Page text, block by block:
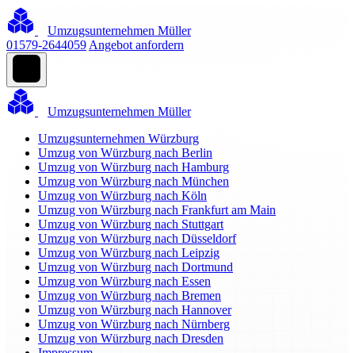
Umzugsunternehmen Müller
01579-2644059 Angebot anfordern
Umzugsunternehmen Müller
Umzugsunternehmen Würzburg
Umzug von Würzburg nach Berlin
Umzug von Würzburg nach Hamburg
Umzug von Würzburg nach München
Umzug von Würzburg nach Köln
Umzug von Würzburg nach Frankfurt am Main
Umzug von Würzburg nach Stuttgart
Umzug von Würzburg nach Düsseldorf
Umzug von Würzburg nach Leipzig
Umzug von Würzburg nach Dortmund
Umzug von Würzburg nach Essen
Umzug von Würzburg nach Bremen
Umzug von Würzburg nach Hannover
Umzug von Würzburg nach Nürnberg
Umzug von Würzburg nach Dresden